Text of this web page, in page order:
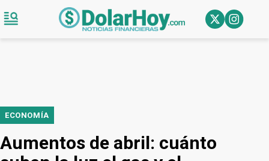
ECONOMÍA
Aumentos de abril: cuánto